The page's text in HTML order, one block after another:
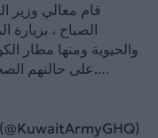
قام معالي وزير
الصباح ، بزيارة
والحيوية ومنها مطار
على حالتهم الصحية ومتابعة ما يقدم لهم من رعاية طبية.…
— KUWAIT ARMY – الجيش الكويتي (@KuwaitArmyGHQ)